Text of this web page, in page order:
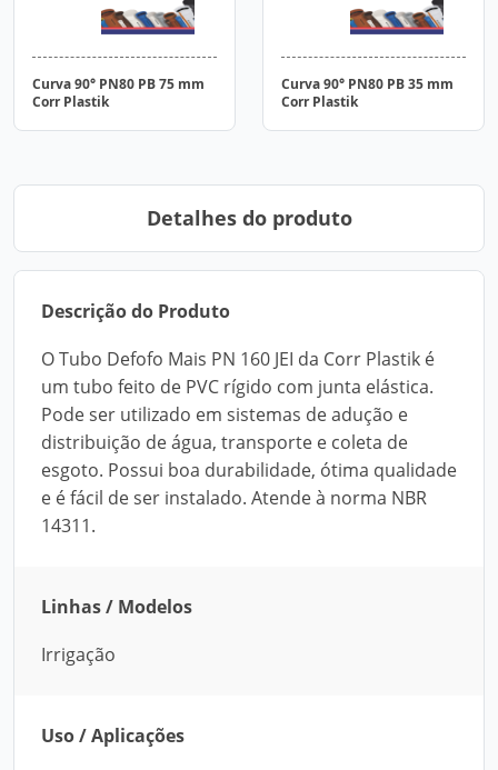
Curva 90° PN80 PB 75 mm
Corr Plastik
Curva 90° PN80 PB 35 mm
Corr Plastik
Detalhes do produto
Descrição do Produto
O Tubo Defofo Mais PN 160 JEI da Corr Plastik é
um tubo feito de PVC rígido com junta elástica.
Pode ser utilizado em sistemas de adução e
distribuição de água, transporte e coleta de
esgoto. Possui boa durabilidade, ótima qualidade
e é fácil de ser instalado. Atende à norma NBR
14311.
Linhas / Modelos
Irrigação
Uso / Aplicações